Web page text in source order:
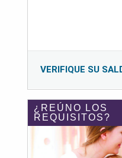
VERIFIQUE SU
¿REÚNO LOS
REQUISITOS?